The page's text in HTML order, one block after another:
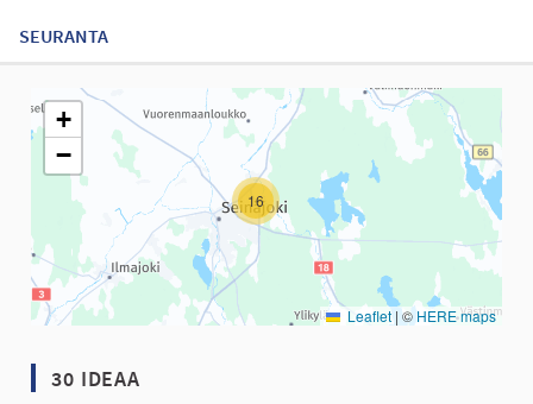
SEURANTA
Seuraavassa elementissä on kartta, joka esittää tämän sivun
16
+
−
Leaflet | ©HERE maps
30 IDEAA